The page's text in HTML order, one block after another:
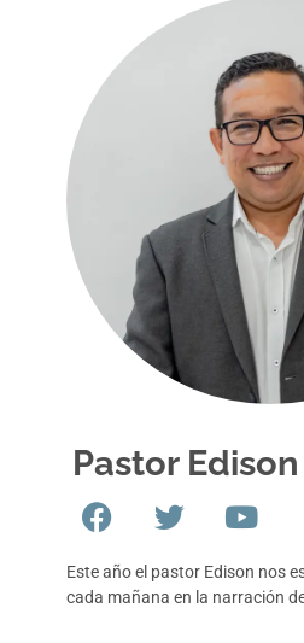
Pastor
Este año el pastor Edison nos
cada mañana en la narración